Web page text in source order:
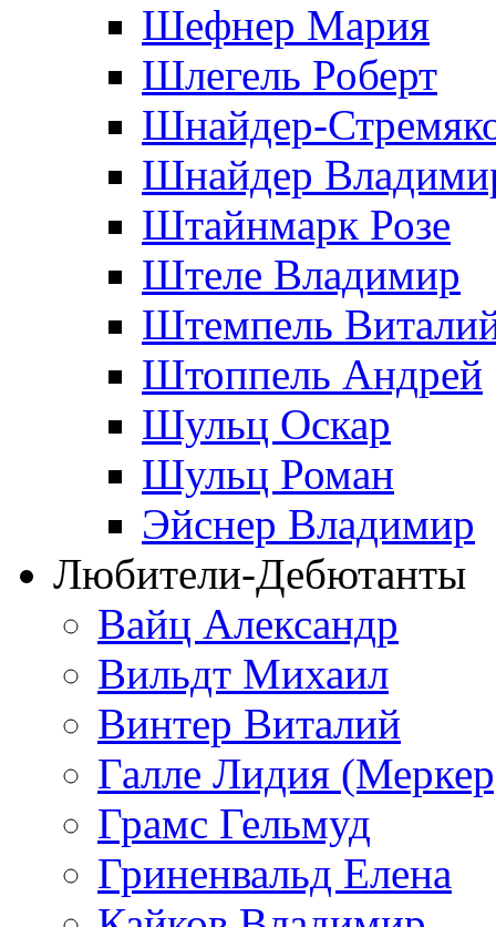
Шефнер Мария
Шлегель Роберт
Шнайдер-
Шнайдер
Штайнмарк Розe
Штеле Владимир
Штемпель
Штоппель Андрей
Шульц Оскар
Шульц Роман
Эйснер Владимир
Любители-Дебютанты
Вайц Александр
Вильдт Михаил
Винтер Виталий
Галле Лидия
Грамс Гельмуд
Гриненвальд Елена